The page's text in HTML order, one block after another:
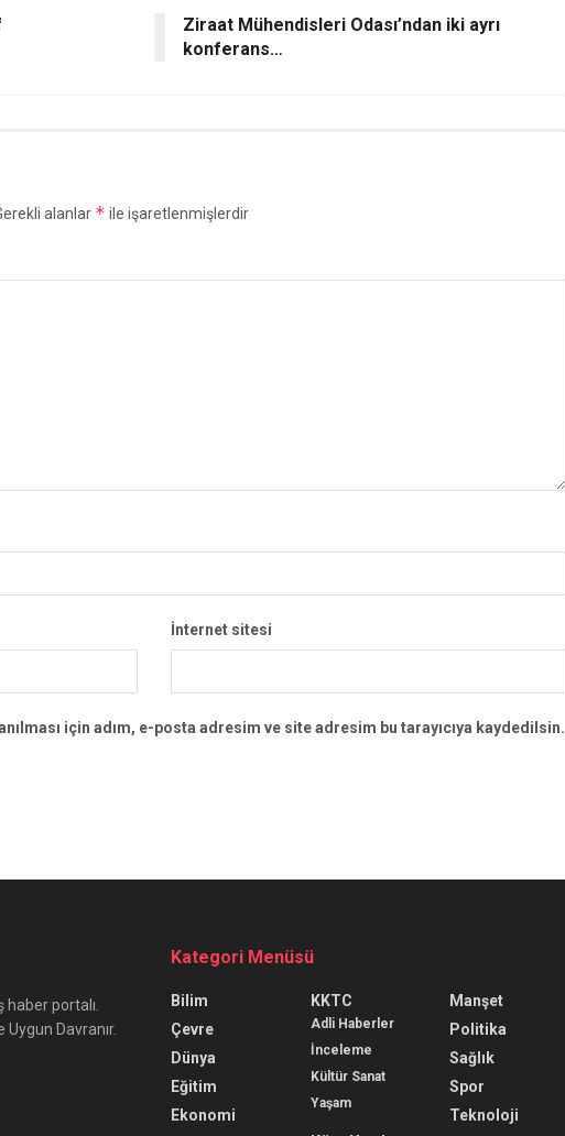
Ziraat Mühendisleri Odası’ndan iki ayrı
konferans…
alanlar * ile işaretlenmişlerdir
İnternet sitesi
için adım, e-posta adresim ve site adresim bu tarayıcıya kaydedilsin.
haber portalı.
Davranır.
Kategori Menüsü
Bilim
Çevre
Dünya
Eğitim
Ekonomi
KKTC
Adli Haberler
İnceleme
Kültür Sanat
Yaşam
Manşet
Politika
Sağlık
Spor
Teknoloji